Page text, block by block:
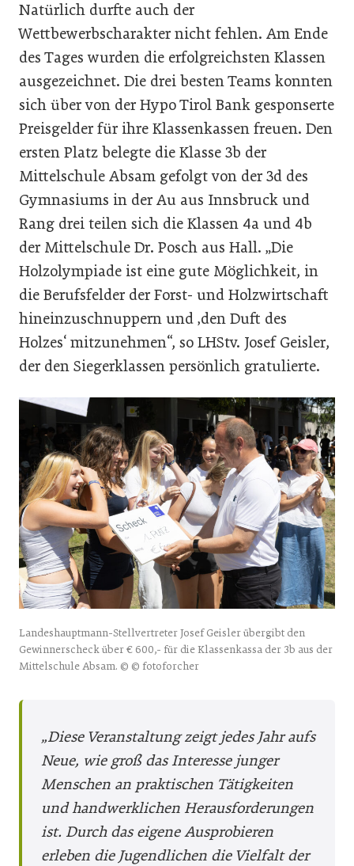
Natürlich durfte auch der
Wettbewerbscharakter nicht fehlen. Am Ende
des Tages wurden die erfolgreichsten Klassen
ausgezeichnet. Die drei besten Teams konnten
sich über von der Hypo Tirol Bank gesponserte
Preisgelder für ihre Klassenkassen freuen. Den
ersten Platz belegte die Klasse 3b der
Mittelschule Absam gefolgt von der 3d des
Gymnasiums in der Au aus Innsbruck und
Rang drei teilen sich die Klassen 4a und 4b
der Mittelschule Dr. Posch aus Hall. „Die
Holzolympiade ist eine gute Möglichkeit, in
die Berufsfelder der Forst- und Holzwirtschaft
hineinzuschnuppern und ‚den Duft des
Holzes‘ mitzunehmen“, so LHStv. Josef Geisler,
der den Siegerklassen persönlich gratulierte.
Landeshauptmann-Stellvertreter Josef Geisler übergibt den
Gewinnerscheck über € 600,- für die Klassenkassa der 3b aus der
Mittelschule Absam. © © fotoforcher
„Diese Veranstaltung zeigt jedes Jahr aufs
Neue, wie groß das Interesse junger
Menschen an praktischen Tätigkeiten
und handwerklichen Herausforderungen
ist. Durch das eigene Ausprobieren
erleben die Jugendlichen die Vielfalt der